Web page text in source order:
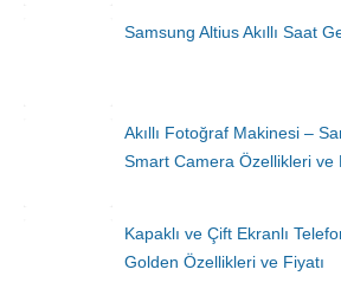
Samsung Altius Akıllı Saat
Akıllı Fotoğraf Makinesi –
Smart Camera Özellikleri ve
Kapaklı ve Çift Ekranlı
Golden Özellikleri ve Fiyatı